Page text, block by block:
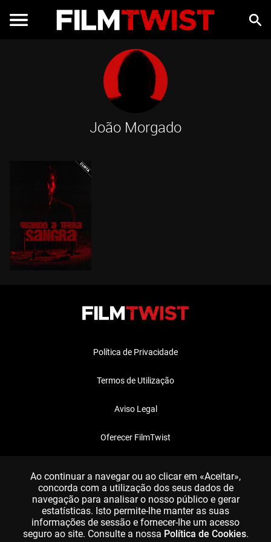
João Morgado
Política de Privacidade
Termos de Utilização
Aviso Legal
Oferecer FilmTwist
Ao continuar a navegar ou ao clicar em «Aceitar»,
concorda com a utilização dos seus dados de
navegação para analisar o nosso público e gerar
estatísticas. Isto permite-lhe manter as suas
informações de sessão e fornecer-lhe um acesso
seguro ao site. Consulte a nossa Política de Cookies.